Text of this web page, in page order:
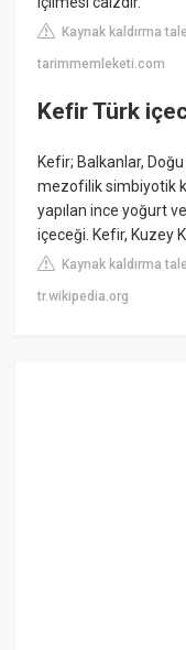
Kaynak kaldırma
tarimmemleketi.com
Kefir Türk
Kefir; Balkanlar,
mezofilik simbiyotik
yapılan ince yoğurt
içeceği. Kefir, Kuzey
Kaynak kaldırma
tr.wikipedia.org